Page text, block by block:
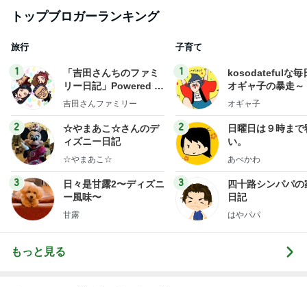
トップブロガーランキング
旅行
1
「吉田さんちのファミ
リー日記」Powered b
y Ameba 吉田さんファ
ログ
吉田さんファミリー
2
☆やまあこ☆さんのデ
ィズニー日記
☆やまあこ☆
3
日々是甘露2〜ディズニ
ー風味〜
甘露
子育て
1
kosodatefulな毎
オギャ子の暴走～
オギャ子
2
日曜日は９時まで
い。
あべかわ
3
四十路シンパパの
日記
はやパパ
もっと見る